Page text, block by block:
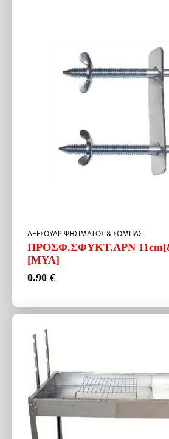
ΑΞΕΣΟΥΑΡ ΨΗΣΙΜΑΤΟΣ & ΣΟΜΠΑΣ
ΠΡΟΣΦ.ΣΦΥΚΤ.ΑΡΝ
[ΜΥΛ]
0.90 €